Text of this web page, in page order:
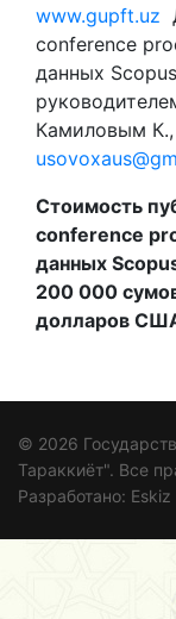
www.gupft.uz
conference
данных
Камиловым
Стоимость
conference
данных
200 000
долларов
© 2026
Тараккиёт". Все
Разработано: